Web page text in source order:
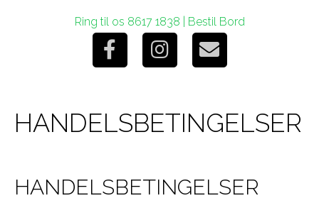
Ring til os 8617 1838 Bestil Bord
F
c
I
s
E
a
HANDELSBETINGELSER
HANDELSBETINGELSER